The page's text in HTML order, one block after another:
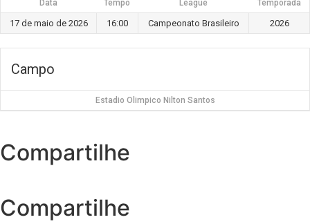
Data Tempo League Temporada
17 de maio de 2026 16:00 Campeonato Brasileiro 2026
Campo
Estadio Olimpico Nilton Santos
Compartilhe
Compartilhe